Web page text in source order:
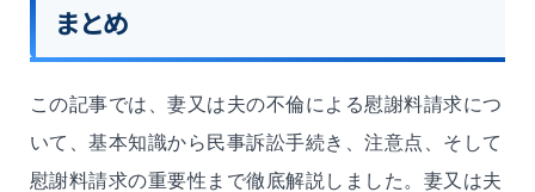
まとめ
この記事では、妻又は夫の不倫による慰謝料請求につ
いて、基本知識から 民事訴訟手続き、注意点、そして
慰謝料請求の重要性まで徹底解説しました。 妻又は夫